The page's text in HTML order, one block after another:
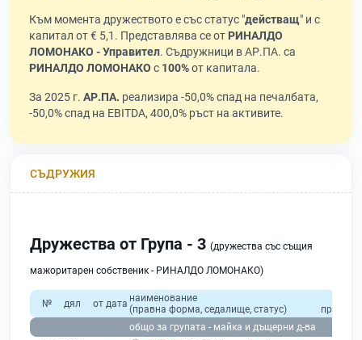
Към момента дружеството е със статус "действащ" и с
капитал от € 5,1. Представлява се от РИНАЛДО
ЛОМОНАКО - Управител. Съдружници в АР.ПА. са
РИНАЛДО ЛОМОНАКО с 100%от капитала.
За 2025 г. АР.ПА. реализира -50,0% спад на печалбата,
-50,0% спад на EBITDA, 400,0% ръст на активите.
СЪДРУЖИЯ
Дружества от Група - 3 (дружества със същия
мажоритарен собственик - РИНАЛДО ЛОМОНАКО)
№ дял от дата наименование
(правна форма, седалище, статус)
приходи
общо за групата - майка и дъщерни д-ва